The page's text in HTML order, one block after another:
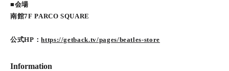
■会場
南館7F PARCO SQUARE
公式HP：https://getback.tv/pages/beatles-store
Information